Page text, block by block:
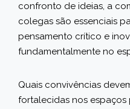
confronto de ideias, a
colegas são essenciais
pensamento crítico e
fundamentalmente no
Quais convivências
fortalecidas nos